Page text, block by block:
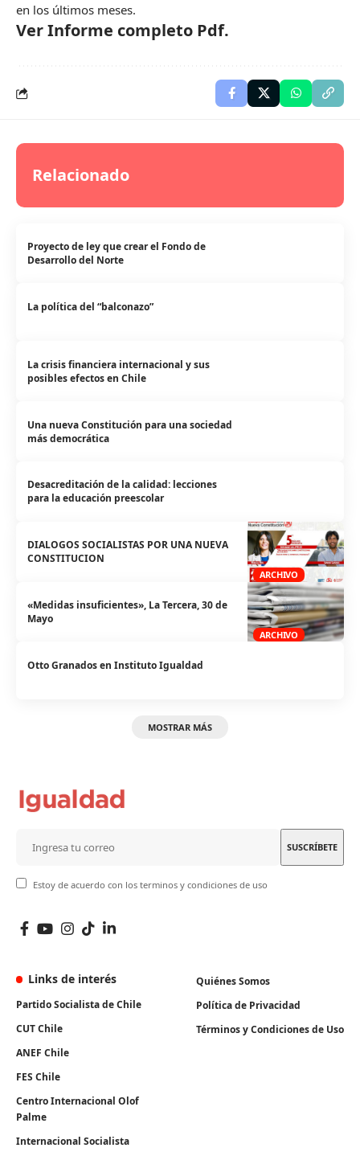
en los últimos meses.
Ver Informe completo Pdf.
Relacionado
Proyecto de ley que crear el Fondo de
Desarrollo del Norte
La política del “balconazo”
La crisis financiera internacional y sus
posibles efectos en Chile
Una nueva Constitución para una sociedad
más democrática
Desacreditación de la calidad: lecciones
para la educación preescolar
ARCHIVO
DIALOGOS SOCIALISTAS POR UNA NUEVA
CONSTITUCION
ARCHIVO
«Medidas insuficientes», La Tercera, 30 de
Mayo
Otto Granados en Instituto Igualdad
MOSTRAR MÁS
Estoy de acuerdo con los terminos y condiciones de uso
Links de interés
Partido Socialista de Chile
CUT Chile
ANEF Chile
FES Chile
Centro Internacional Olof
Palme
Internacional Socialista
Quiénes Somos
Política de Privacidad
Términos y Condiciones de Uso